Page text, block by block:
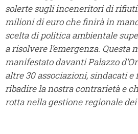
solerte sugli inceneritori di
milioni di euro che finirà in
scelta di politica ambientale
a risolvere l’emergenza. Questa
manifestato davanti Palazzo
altre 30 associazioni, sindacati
ribadire la nostra contrarietà e
rotta nella gestione regionale